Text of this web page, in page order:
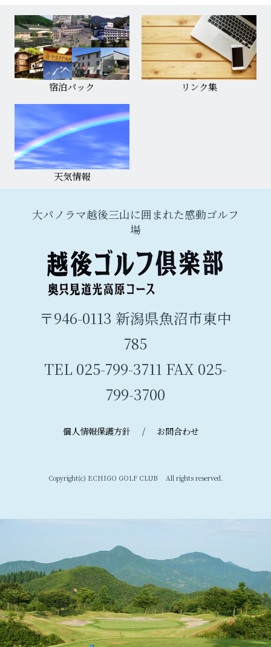
宿泊パック リンク集
天気情報
大パノラマ越後三山に囲まれた感動ゴルフ
場
〒946-0113 新潟県魚沼市東中
785
TEL 025-799-3711 FAX 025-
799-3700
個人情報保護方針 / お問合わせ
Copyright(c) ECHIGO GOLF CLUB All rights reserved.